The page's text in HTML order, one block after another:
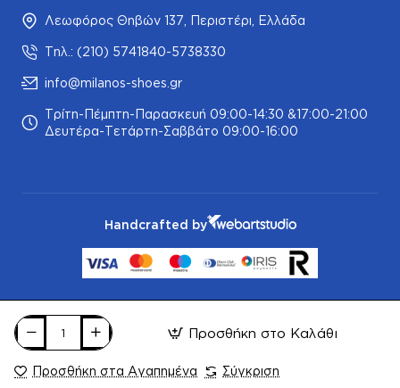
Προσθήκη στο Καλάθι
Προσθήκη στα Αγαπημένα Σύγκριση
Λεωφόρος Θηβών 137, Περιστέρι, Ελλάδα
Τηλ.: (210) 5741840-5738330
info@milanos-shoes.gr
Τρίτη-Πέμπτη-Παρασκευή 09:00-14:30 &17:00-21:00
Δευτέρα-Τετάρτη-Σαββάτο 09:00-16:00
Handcrafted by